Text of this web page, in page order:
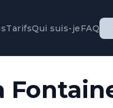
TarifsQui suis-jeFAQ